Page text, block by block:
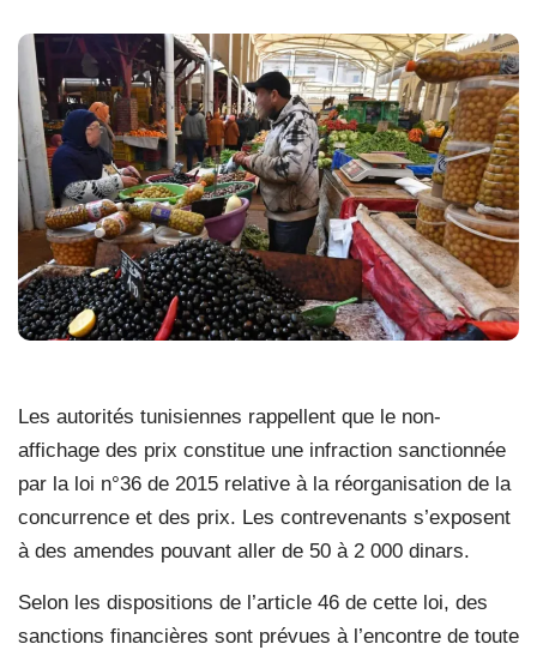
Les autorités tunisiennes rappellent que le non-
affichage des prix constitue une infraction sanctionnée
par la loi n°36 de 2015 relative à la réorganisation de la
concurrence et des prix. Les contrevenants s’exposent
à des amendes pouvant aller de 50 à 2 000 dinars.
Selon les dispositions de l’article 46 de cette loi, des
sanctions financières sont prévues à l’encontre de toute